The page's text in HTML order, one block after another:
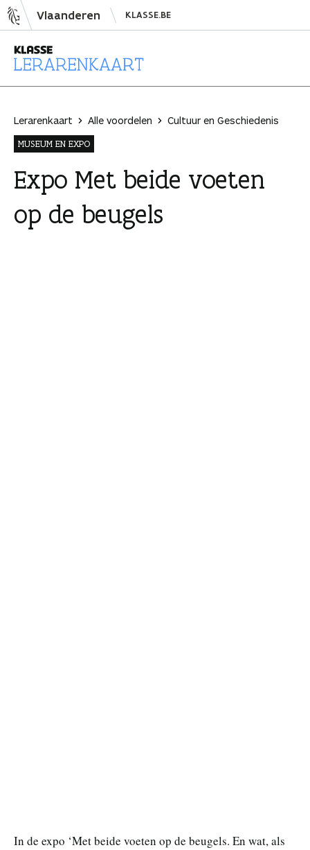
N
a
Vlaanderen KLASSE.BE
r
a
r
e
n
k
a
Lerarenkaart Alle voordelen
Cultuur en Geschiedenis
MUSEUM EN EXPO
Expo Met beide voeten
op de beugels
In de expo ‘Met beide voeten op de beugels. En wat, als